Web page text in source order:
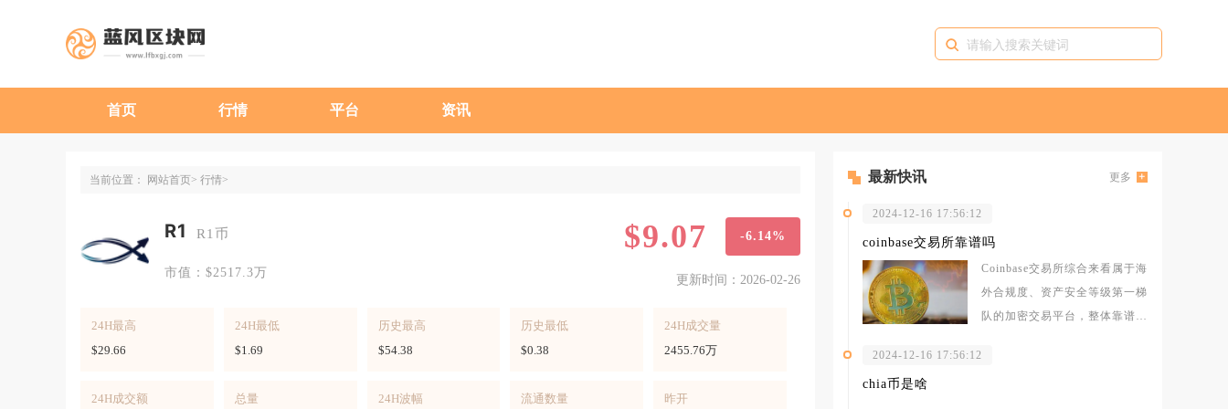
首页 行情 平台 资讯
当前位置： 网站首页 行情
R1 R1币
市值：$2517.3万
$9.07 -6.14%
更新时间：2026-02-26
24H最高
$29.66
24H最低
$1.69
历史最高
$54.38
历史最低
$0.38
24H成交量
2455.76万
24H成交额
总量
24H波幅
流通数量
昨开
最新快讯 更多
2024-12-16 17:56:12
coinbase交易所靠谱吗
Coinbase交易所综合来看属于海
外合规度、资产安全等级第一梯
队的加密交易平台，整体靠谱，
2024-12-16 17:56:12
chia币是啥